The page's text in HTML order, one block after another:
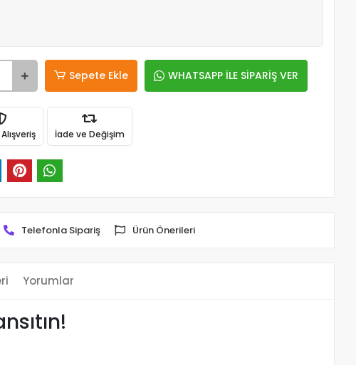
Sepete Ekle WHATSAPP İLE SİPARİŞ VER
İade ve Değişim
Telefonla Sipariş Ürün Önerileri
Yorumlar